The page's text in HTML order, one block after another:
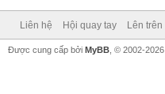
Liên hệ Hội quay tay Lên trên
Được cung cấp bởi MyBB , © 2002-2026